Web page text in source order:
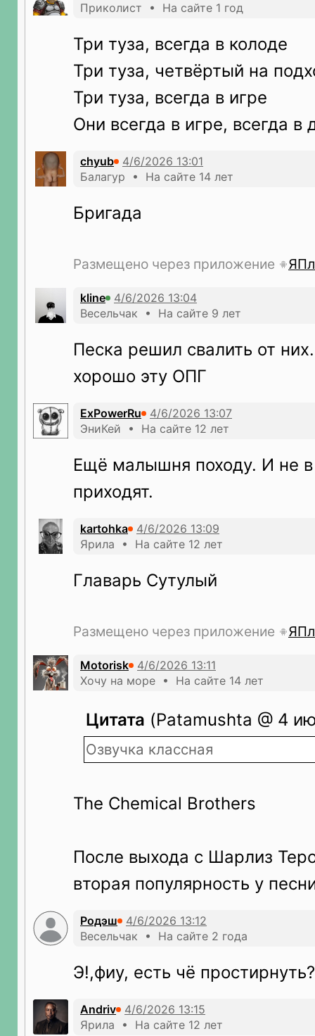
Приколист • На сайте 1 год
Три туза, всегда в колоде
Три туза, четвёртый на
Три туза, всегда в игре
Они всегда в игре, всегда в
chyub
Балагур • На сайте 14 лет
Бригада
Размещено через приложение
kline
Весельчак • На сайте 9 лет
Песка решил свалить от
хорошо эту ОПГ
ExPowerRu
ЭниКей • На сайте 12 лет
Ещё малышня походу. И не
приходят.
kartohka
Ярила • На сайте 12 лет
Главарь Сутулый
Размещено через приложение
Motorisk
Хочу на море • На сайте 14 лет
Цитата (Patamushta @ 4
Озвучка классная
The Chemical Brothers
После выхода с Шарлиз
вторая популярность у
Родэш
Весельчак • На сайте 2 года
Э!,фиу, есть чё
Andriv
Ярила • На сайте 12 лет